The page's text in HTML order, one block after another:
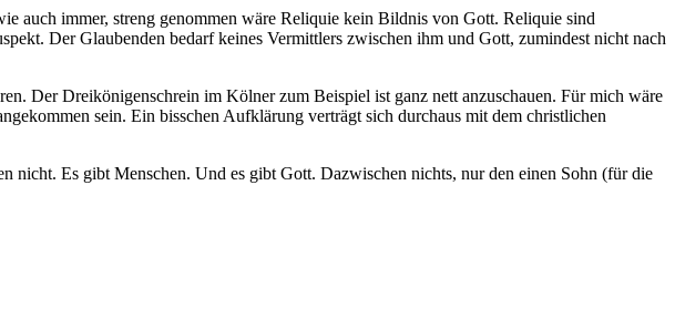
auch immer, streng genommen wäre Reliquie kein Bildnis von Gott. Reliquie sind
Der Glaubenden bedarf keines Vermittlers zwischen ihm und Gott, zumindest nicht nach
Der Dreikönigenschrein im Kölner zum Beispiel ist ganz nett anzuschauen. Für mich wäre
sein. Ein bisschen Aufklärung verträgt sich durchaus mit dem christlichen
nicht. Es gibt Menschen. Und es gibt Gott. Dazwischen nichts, nur den einen Sohn (für die